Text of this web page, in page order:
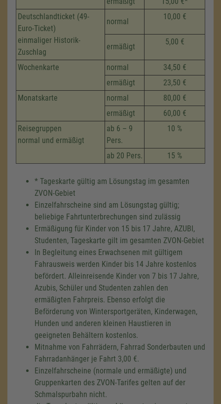
Deutschlandticket (49-
Euro-Ticket)
einmaliger Historik-
Zuschlag
normal
10,00 €
ermäßigt
5,00 €
Wochenkarte normal
34,50 €
ermäßigt
23,50 €
Monatskarte
normal
80,00 €
ermäßigt
60,00 €
Reisegruppen
normal und ermäßigt
ab 6 – 9
Pers.
10 %
ab 20 Pers. 15 %
* Tageskarte gültig am Lösungstag im gesamten
ZVON-Gebiet
Einzelfahrscheine sind am Lösungstag gültig;
beliebige Fahrtunterbrechungen sind zulässig
Ermäßigung für Kinder von 15 bis 17 Jahre, AZUBI,
Studenten, Tageskarte gilt im gesamten ZVON-Gebiet
In Begleitung eines Erwachsenen mit gültigem
Fahrausweis werden Kinder bis 14 Jahre kostenlos
befördert. Alleinreisende Kinder von 7 bis 17 Jahre,
Azubis, Schüler und Studenten zahlen den
ermäßigten Fahrpreis. Ebenso erfolgt die
Beförderung von Wintersportgeräten, Kinderwagen,
Hunden und anderen kleinen Haustieren in
geeigneten Behältern kostenlos.
Mitnahme von Fahrrädern, Fahrrad Sonderbauten und
Fahrradanhänger je Fahrt 3,00 €.
Einzelfahrscheine (normale und ermäßigte) und
Gruppenkarten des ZVON-Tarifes gelten auf der
Schmalspurbahn nicht.